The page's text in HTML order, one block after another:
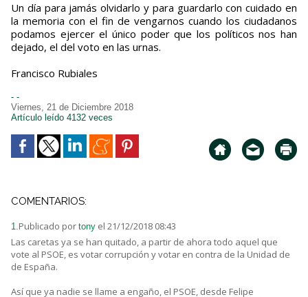
Un día para jamás olvidarlo y para guardarlo con cuidado en
la memoria con el fin de vengarnos cuando los ciudadanos
podamos ejercer el único poder que los políticos nos han
dejado, el del voto en las urnas.
Francisco Rubiales
- -
Viernes, 21 de Diciembre 2018
Artículo leído 4132 veces
COMENTARIOS:
1.Publicado por tony el 21/12/2018 08:43
Las caretas ya se han quitado, a partir de ahora todo aquel que
vote al PSOE, es votar corrupción y votar en contra de la Unidad de
de España.
Así que ya nadie se llame a engaño, el PSOE, desde Felipe